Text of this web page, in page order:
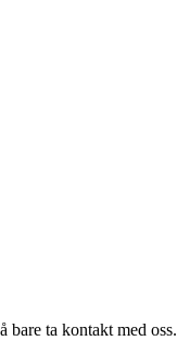
bare ta kontakt med oss.